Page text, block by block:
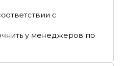
с
у менеджеров по